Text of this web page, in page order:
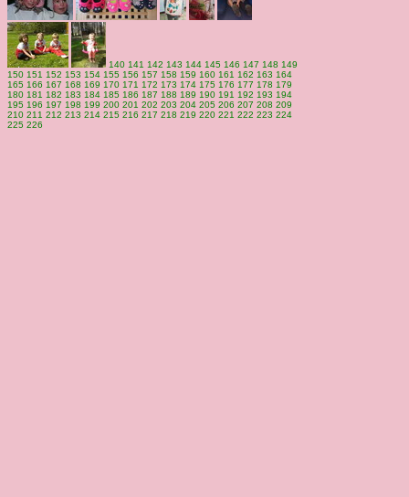
140 141 142 143 144 145 146 147 148 149
150 151 152 153 154 155 156 157 158 159 160 161 162 163 164
165 166 167 168 169 170 171 172 173 174 175 176 177 178 179
180 181 182 183 184 185 186 187 188 189 190 191 192 193 194
195 196 197 198 199 200 201 202 203 204 205 206 207 208 209
210 211 212 213 214 215 216 217 218 219 220 221 222 223 224
225 226